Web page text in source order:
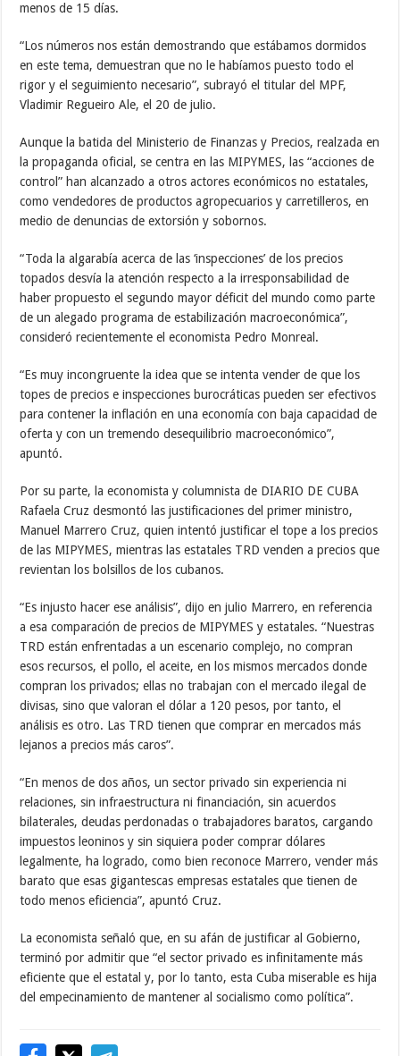
menos de 15 días.
“Los números nos están demostrando que estábamos dormidos
en este tema, demuestran que no le habíamos puesto todo el
rigor y el seguimiento necesario”, subrayó el titular del MPF,
Vladimir Regueiro Ale, el 20 de julio.
Aunque la batida del Ministerio de Finanzas y Precios, realzada en
la propaganda oficial, se centra en las MIPYMES, las “acciones de
control” han alcanzado a otros actores económicos no estatales,
como vendedores de productos agropecuarios y carretilleros, en
medio de denuncias de extorsión y sobornos.
“Toda la algarabía acerca de las ‘inspecciones’ de los precios
topados desvía la atención respecto a la irresponsabilidad de
haber propuesto el segundo mayor déficit del mundo como parte
de un alegado programa de estabilización macroeconómica”,
consideró recientemente el economista Pedro Monreal.
“Es muy incongruente la idea que se intenta vender de que los
topes de precios e inspecciones burocráticas pueden ser efectivos
para contener la inflación en una economía con baja capacidad de
oferta y con un tremendo desequilibrio macroeconómico”,
apuntó.
Por su parte, la economista y columnista de DIARIO DE CUBA
Rafaela Cruz desmontó las justificaciones del primer ministro,
Manuel Marrero Cruz, quien intentó justificar el tope a los precios
de las MIPYMES, mientras las estatales TRD venden a precios que
revientan los bolsillos de los cubanos.
“Es injusto hacer ese análisis”, dijo en julio Marrero, en referencia
a esa comparación de precios de MIPYMES y estatales. “Nuestras
TRD están enfrentadas a un escenario complejo, no compran
esos recursos, el pollo, el aceite, en los mismos mercados donde
compran los privados; ellas no trabajan con el mercado ilegal de
divisas, sino que valoran el dólar a 120 pesos, por tanto, el
análisis es otro. Las TRD tienen que comprar en mercados más
lejanos a precios más caros”.
“En menos de dos años, un sector privado sin experiencia ni
relaciones, sin infraestructura ni financiación, sin acuerdos
bilaterales, deudas perdonadas o trabajadores baratos, cargando
impuestos leoninos y sin siquiera poder comprar dólares
legalmente, ha logrado, como bien reconoce Marrero, vender más
barato que esas gigantescas empresas estatales que tienen de
todo menos eficiencia”, apuntó Cruz.
La economista señaló que, en su afán de justificar al Gobierno,
terminó por admitir que “el sector privado es infinitamente más
eficiente que el estatal y, por lo tanto, esta Cuba miserable es hija
del empecinamiento de mantener al socialismo como política”.